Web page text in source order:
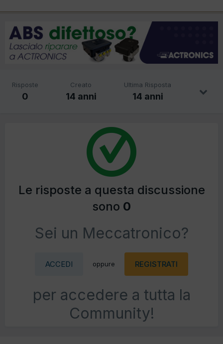
Risposte
0
Creato
14 anni
Ultima Risposta
14 anni
Le risposte a questa discussione
sono 0
Sei un Meccatronico?
ACCEDI oppure REGISTRATI
per accedere a tutta la
Community!